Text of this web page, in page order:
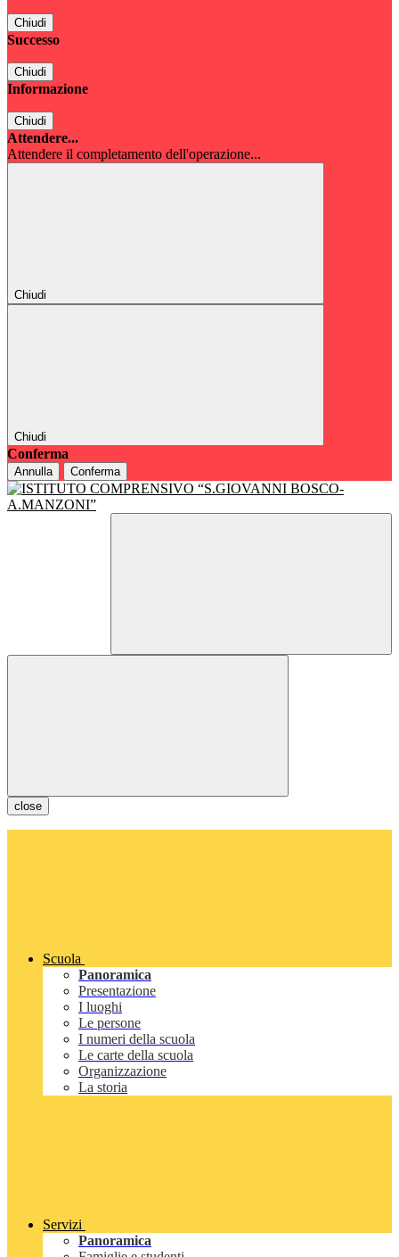
Chiudi
Successo
Chiudi
Informazione
Chiudi
Attendere...
Attendere il completamento dell'operazione...
Chiudi
Chiudi
Conferma
Annulla Conferma
close
Scuola
Panoramica
Presentazione
I luoghi
Le persone
I numeri della scuola
Le carte della scuola
Organizzazione
La storia
Servizi
Panoramica